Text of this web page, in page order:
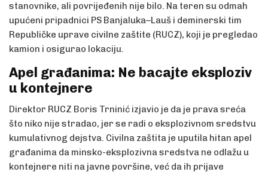
stanovnike, ali povrijeđenih nije bilo. Na teren su odmah
upućeni pripadnici PS Banjaluka–Lauš i deminerski tim
Republičke uprave civilne zaštite (RUCZ), koji je pregledao
kamion i osigurao lokaciju.
Apel građanima: Ne bacajte eksploziv
u kontejnere
Direktor RUCZ Boris Trninić izjavio je da je prava sreća
što niko nije stradao, jer se radi o eksplozivnom sredstvu
kumulativnog dejstva. Civilna zaštita je uputila hitan apel
građanima da minsko-eksplozivna sredstva ne odlažu u
kontejnere niti na javne površine, već da ih prijave